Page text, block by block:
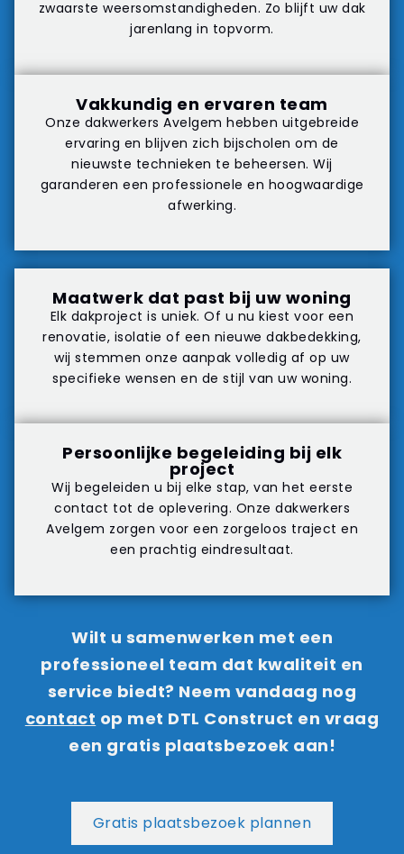
zwaarste weersomstandigheden. Zo blijft uw dak
jarenlang in topvorm.
Vakkundig en ervaren team
Onze dakwerkers Avelgem hebben uitgebreide
ervaring en blijven zich bijscholen om de
nieuwste technieken te beheersen. Wij
garanderen een professionele en hoogwaardige
afwerking.
Maatwerk dat past bij uw woning
Elk dakproject is uniek. Of u nu kiest voor een
renovatie, isolatie of een nieuwe dakbedekking,
wij stemmen onze aanpak volledig af op uw
specifieke wensen en de stijl van uw woning.
Persoonlijke begeleiding bij elk
project
Wij begeleiden u bij elke stap, van het eerste
contact tot de oplevering. Onze dakwerkers
Avelgem zorgen voor een zorgeloos traject en
een prachtig eindresultaat.
Wilt u samenwerken met een
professioneel team dat kwaliteit en
service biedt? Neem vandaag nog
contact op met DTL Construct en vraag
een gratis plaatsbezoek aan!
Gratis plaatsbezoek plannen